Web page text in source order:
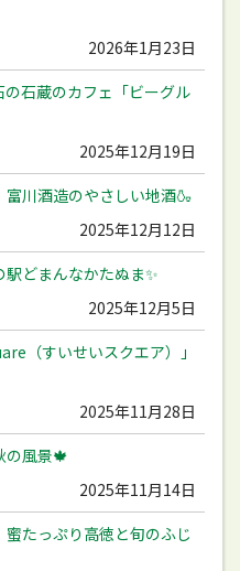
2026年1月23日
石蔵のカフェ「ビーグル
2025年12月19日
川酒造のやさしい地酒🍶
2025年12月12日
どまんなかたぬま✨
2025年12月5日
（すいせいスクエア）」
2025年11月28日
の風景🍁
2025年11月14日
たっぷり高徳と旬のふじ